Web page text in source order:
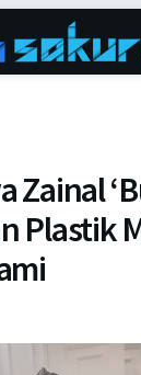
Zainal
Plastik